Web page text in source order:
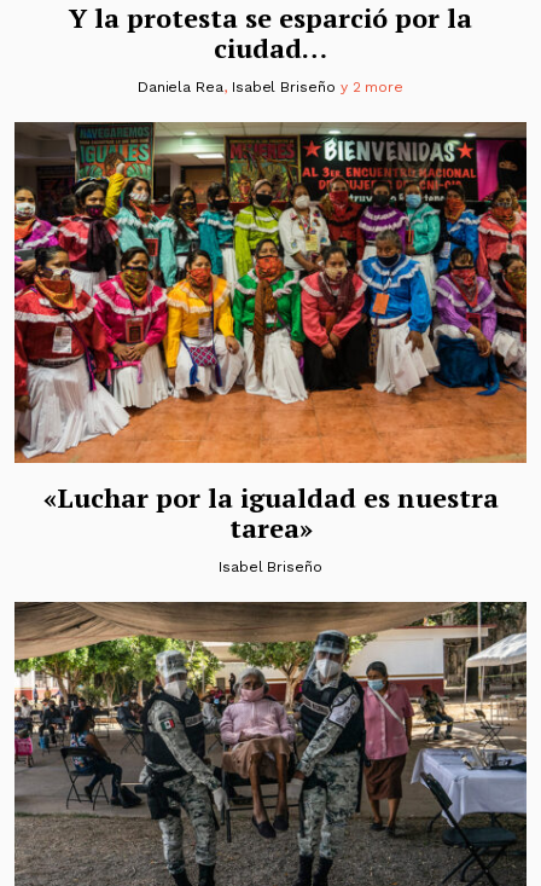
Y la protesta se esparció por la
ciudad…
Daniela Rea, Isabel Briseño y 2 more
«Luchar por la igualdad es nuestra
tarea»
Isabel Briseño